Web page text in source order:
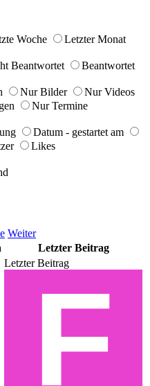
Woche
Letzter Monat
Beantwortet
Beantwortet
Nur Bilder
Nur Videos
Nur Termine
Datum - gestartet am
Likes
Weiter
Letzter Beitrag
Letzter Beitrag